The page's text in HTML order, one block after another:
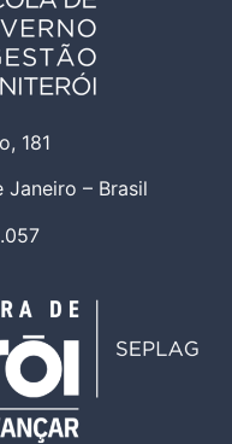
181
Janeiro – Brasil